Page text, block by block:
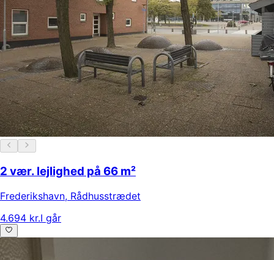
2 vær. lejlighed på 66 m²
Frederikshavn, Rådhusstrædet
4.694 kr.I går